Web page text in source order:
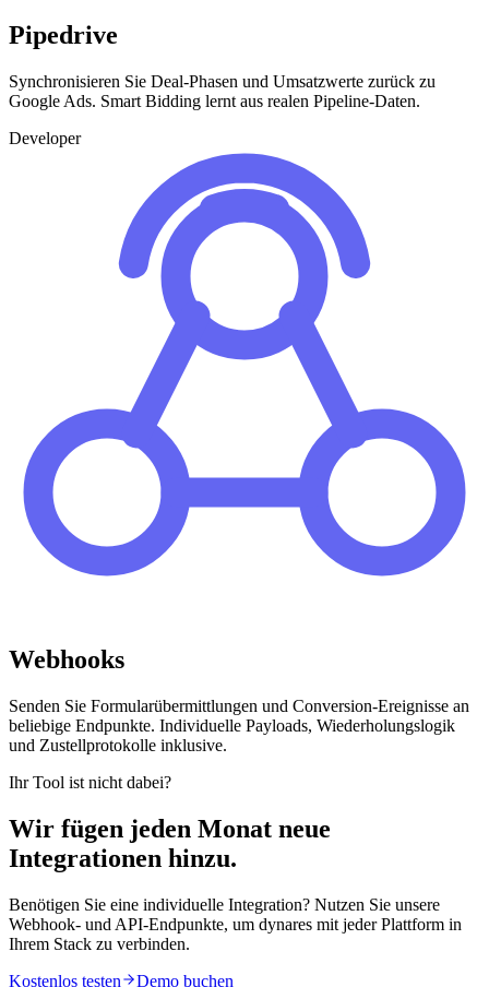
Pipedrive
Synchronisieren Sie Deal-Phasen und Umsatzwerte zurück zu
Google Ads. Smart Bidding lernt aus realen Pipeline-Daten.
Developer
Webhooks
Senden Sie Formularübermittlungen und Conversion-Ereignisse an
beliebige Endpunkte. Individuelle Payloads, Wiederholungslogik
und Zustellprotokolle inklusive.
Ihr Tool ist nicht dabei?
Wir fügen jeden Monat neue
Integrationen hinzu.
Benötigen Sie eine individuelle Integration? Nutzen Sie unsere
Webhook- und API-Endpunkte, um dynares mit jeder Plattform in
Ihrem Stack zu verbinden.
Kostenlos testen
Demo buchen